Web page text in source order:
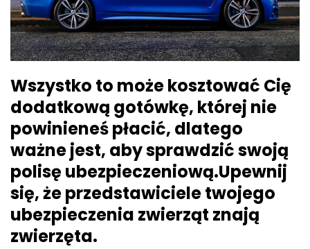
Wszystko to może kosztować Cię
dodatkową gotówkę, której nie
powinieneś płacić, dlatego
ważne jest, aby sprawdzić swoją
polisę ubezpieczeniową.Upewnij
się, że przedstawiciele twojego
ubezpieczenia zwierząt znają
zwierzęta.